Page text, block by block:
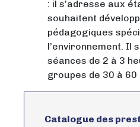
: il s’adresse aux
souhaitent
pédagogiques
l’environnement. Il
séances de 2 à 3
groupes de 30 à 60
Catalogue des